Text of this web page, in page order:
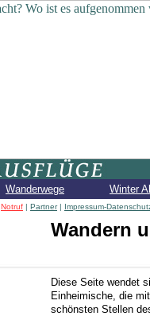
Wanderwege Winter
Notruf | Partner| Impressum-
Wandern
Diese Seite wendet
Einheimische, die
schönsten Stellen